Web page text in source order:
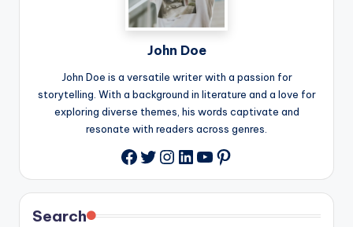
John Doe
John Doe is a versatile writer with a passion for
storytelling. With a background in literature and a love for
exploring diverse themes, his words captivate and
resonate with readers across genres.
Facebook
Twitter
Instagram
LinkedIn
YouTube
Pinterest
Search